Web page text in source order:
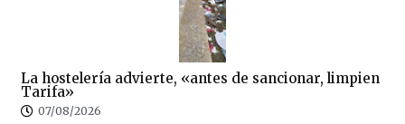
La hostelería advierte, «antes de sancionar, limpien
Tarifa»
07/08/2026